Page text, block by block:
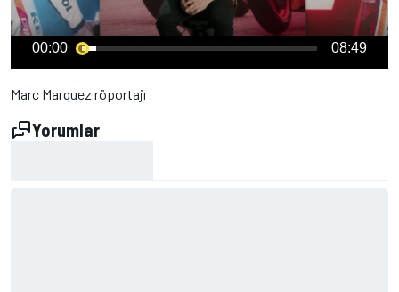
00:00 08:49
Marc Marquez röportajı
Yorumlar